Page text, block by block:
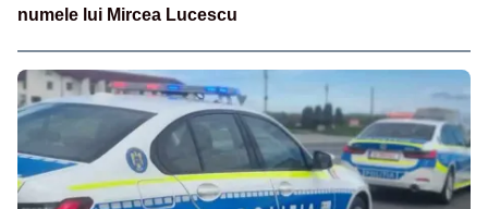
numele lui Mircea Lucescu